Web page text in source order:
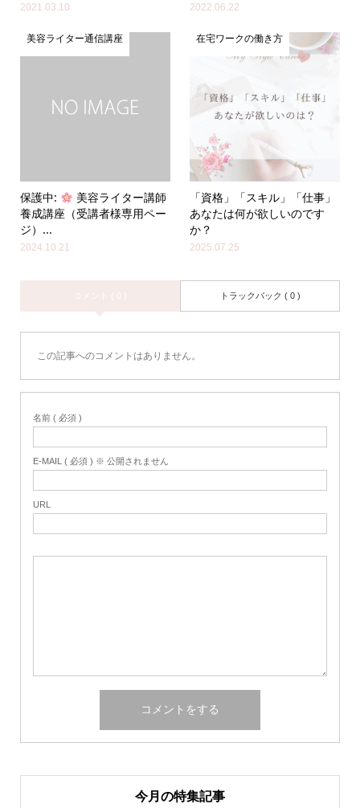
2021.03.10 2022.06.22
美容ライター通信講座
保護中:
美容ライター講師
養成講座（受講者様専用ペー
ジ）...
2024.10.21
在宅ワークの働き方
「資格」「スキル」「仕事」
あなたは何が欲しいのです
か？
2025.07.25
トラックバック ( 0 )
この記事へのコメントはありません。
名前 ( 必須 )
E-MAIL ( 必須 ) ※ 公開されません
URL
今月の特集記事